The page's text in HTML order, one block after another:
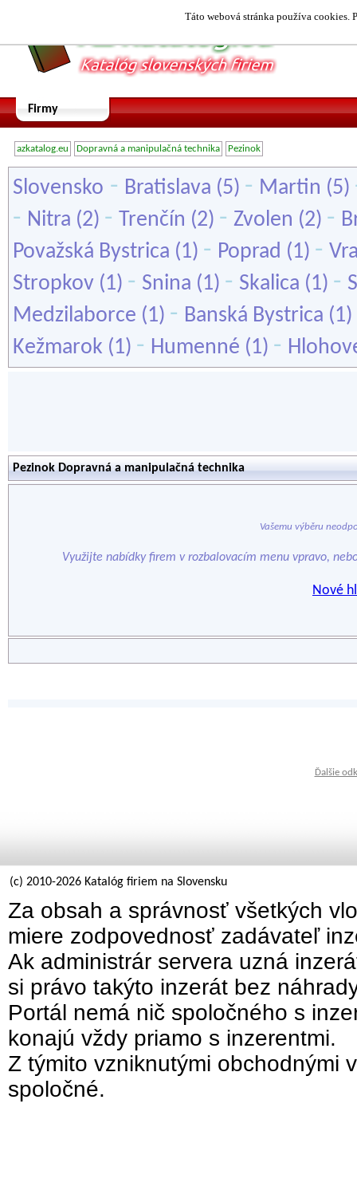
Táto webová stránka používa cookies.
Firmy
azkatalog.eu Dopravná a manipulačná technika Pezinok
Slovensko - Bratislava (5) - Martin (5)
- Nitra (2) - Trenčín (2) - Zvolen (2) -
Považská Bystrica (1) - Poprad (1) -
Stropkov (1) - Snina (1) - Skalica (1) -
Medzilaborce (1) - Banská Bystrica (1)
Kežmarok (1) - Humenné (1) -
Pezinok Dopravná a manipulačná technika
Vašemu výběru
Využijte nabídky firem v rozbalovacím menu vpravo,
Nové
Ďalšie
(c) 2010-2026 Katalóg firiem na Slovensku
Za obsah a správnosť všetkých
miere zodpovednosť zadávateľ
Ak administrár servera uzná
si právo takýto inzerát bez
Portál nemá nič spoločného s
konajú vždy priamo s inzerentmi.
Z týmito vzniknutými obchodnými
spoločné.